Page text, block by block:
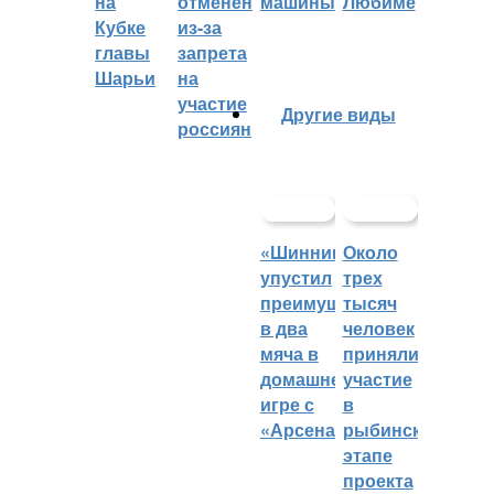
Кубке
главы
Шарьи
из-за
запрета
на
участие
россиян
Другие виды
«Шинник»
упустил
преимущество
в два
мяча в
домашней
игре с
«Арсеналом»
Около
трех
тысяч
человек
приняли
участие
в
рыбинском
этапе
проекта